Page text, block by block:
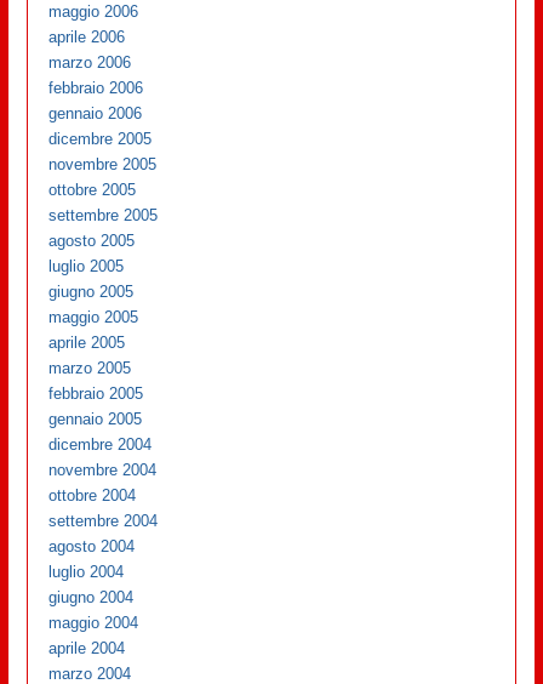
maggio 2006
aprile 2006
marzo 2006
febbraio 2006
gennaio 2006
dicembre 2005
novembre 2005
ottobre 2005
settembre 2005
agosto 2005
luglio 2005
giugno 2005
maggio 2005
aprile 2005
marzo 2005
febbraio 2005
gennaio 2005
dicembre 2004
novembre 2004
ottobre 2004
settembre 2004
agosto 2004
luglio 2004
giugno 2004
maggio 2004
aprile 2004
marzo 2004